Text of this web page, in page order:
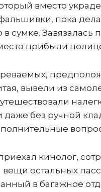
вместо
пока
в сумке. Завязалась
прибыли
вывели из
без ручной
кинолог,
остальных
в багажное